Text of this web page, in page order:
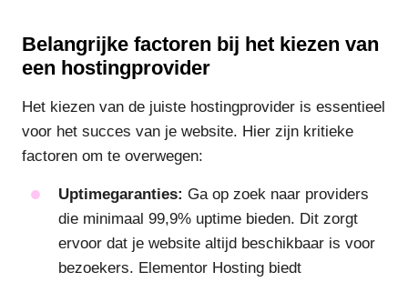
Belangrijke factoren bij het kiezen van
een hostingprovider
Het kiezen van de juiste hostingprovider is essentieel
voor het succes van je website. Hier zijn kritieke
factoren om te overwegen:
Uptimegaranties: Ga op zoek naar providers
die minimaal 99,9% uptime bieden. Dit zorgt
ervoor dat je website altijd beschikbaar is voor
bezoekers. Elementor Hosting biedt